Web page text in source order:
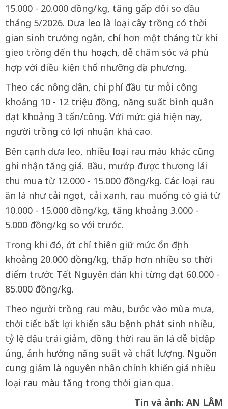
15.000 - 20.000 đồng/kg, tăng gấp đôi so đầu
tháng 5/2026. Dưa leo là loại cây trồng có thời
gian sinh trưởng ngắn, chỉ hơn một tháng từ khi
gieo trồng đến thu hoạch, dễ chăm sóc và phù
hợp với điều kiện thổ nhưỡng địa phương.
Theo các nông dân, chi phí đầu tư mỗi công
khoảng 10 - 12 triệu đồng, năng suất bình quân
đạt khoảng 3 tấn/công. Với mức giá hiện nay,
người trồng có lợi nhuận khá cao.
Bên cạnh dưa leo, nhiều loại rau màu khác cũng
ghi nhận tăng giá. Bầu, mướp được thương lái
thu mua từ 12.000 - 15.000 đồng/kg. Các loại rau
ăn lá như cải ngọt, cải xanh, rau muống có giá từ
10.000 - 15.000 đồng/kg, tăng khoảng 3.000 -
5.000 đồng/kg so với trước.
Trong khi đó, ớt chỉ thiên giữ mức ổn định
khoảng 20.000 đồng/kg, thấp hơn nhiều so thời
điểm trước Tết Nguyên đán khi từng đạt 60.000 -
85.000 đồng/kg.
Theo người trồng rau màu, bước vào mùa mưa,
thời tiết bất lợi khiến sâu bệnh phát sinh nhiều,
tỷ lệ đậu trái giảm, đồng thời rau ăn lá dễ bị dập
úng, ảnh hưởng năng suất và chất lượng. Nguồn
cung giảm là nguyên nhân chính khiến giá nhiều
loại rau màu tăng trong thời gian qua.
Tin và ảnh: AN LÂM